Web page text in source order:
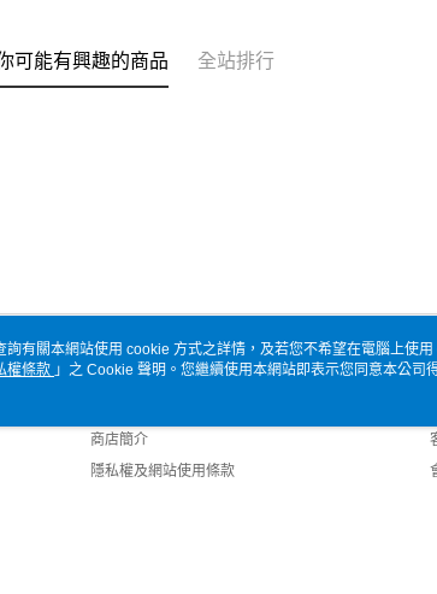
可能有興趣的商品 全站排行
關於我們
商店簡介
隱私權及網站使用條款
詢有關本網站使用 cookie 方式之詳情，及若您不希望在電腦上使
權條款 」之 Cookie 聲明。您繼續使用本網站即表示您同意本公司